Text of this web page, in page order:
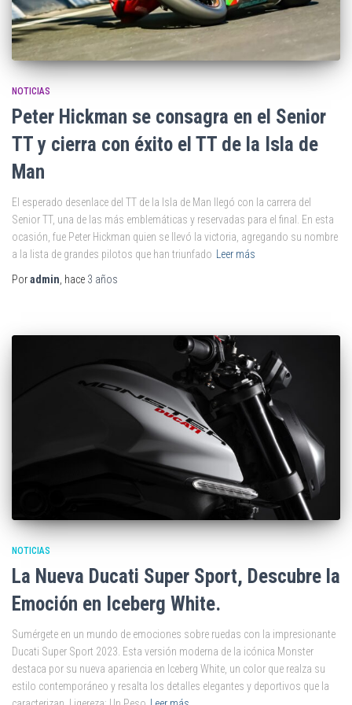
NOTICIAS
Peter Hickman se consagra en el Senior
TT y cierra con éxito el TT de la Isla de
Man
El esperado desenlace del TT de la Isla de Man llegó con la carrera del
Senior TT, una de las más emblemáticas y reservadas para el final. En esta
ocasión, fue Peter Hickman quien se llevó la victoria, agregando su nombre
a la lista de grandes pilotos que han triunfado
Leer más
Poradmin , hace 3 años
NOTICIAS
La Nueva Ducati Super Sport, Descubre la
Emoción en Iceberg White.
Sumérgete en un mundo de emociones sobre ruedas con la impresionante
Ducati Super Sport 2023. Esta versión moderna de la icónica Monster
destaca por su nueva apariencia en Iceberg White, un color que realza su
estilo contemporáneo y resalta los detalles elegantes y deportivos que la